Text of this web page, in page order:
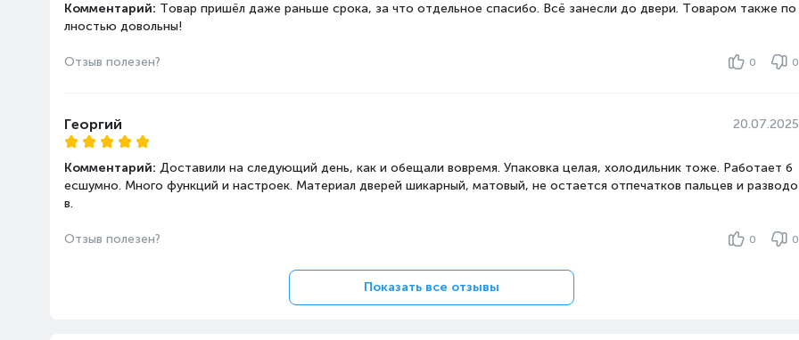
Комментарий: Товар пришёл даже раньше срока, за что отдельное спасибо. Всё занесли до двери. Товаром также по
лностью довольны!
Отзыв полезен? 0 0
Георгий 20.07.2025
Комментарий: Доставили на следующий день, как и обещали вовремя. Упаковка целая, холодильник тоже. Работает б
есшумно. Много функций и настроек. Материал дверей шикарный, матовый, не остается отпечатков пальцев и разводо
в.
Отзыв полезен? 0 0
Показать все отзывы